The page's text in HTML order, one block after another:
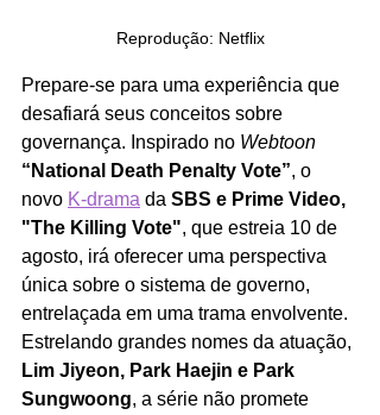
Reprodução: Netflix
Prepare-se para uma experiência que
desafiará seus conceitos sobre
governança. Inspirado no Webtoon
“National Death Penalty Vote”, o
novo K-drama da SBS e Prime Video,
"The Killing Vote", que estreia 10 de
agosto, irá oferecer uma perspectiva
única sobre o sistema de governo,
entrelaçada em uma trama envolvente.
Estrelando grandes nomes da atuação,
Lim Jiyeon, Park Haejin e Park
Sungwoong, a série não promete